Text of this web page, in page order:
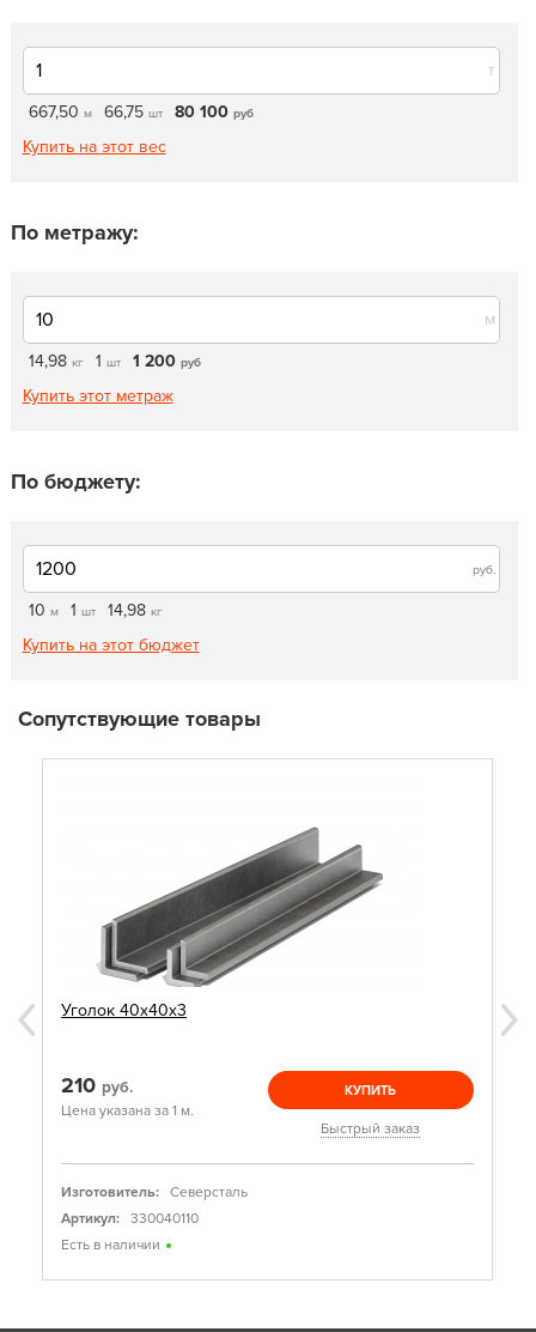
т
667,50 м 66,75 шт 80 100 руб
Купить на этот вес
По метражу:
м
14,98 кг 1 шт 1 200 руб
Купить этот метраж
По бюджету:
руб.
10 м 1 шт 14,98 кг
Купить на этот бюджет
Сопутствующие товары
Уголок 40х40х3
210 руб.
Цена указана за 1 м.
КУПИТЬ
Быстрый заказ
Изготовитель:
Северсталь
Артикул:
330040110
Есть в наличии